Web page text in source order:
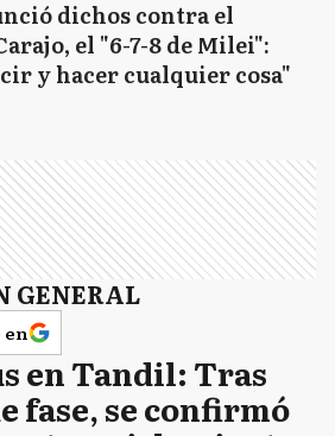
dichos contra el
el "6-7-8 de Milei":
y hacer cualquier cosa"
GENERAL
en
en Tandil: Tras
fase, se confirmó